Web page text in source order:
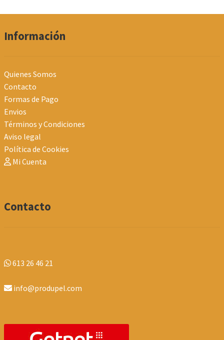
Información
Quienes Somos
Contacto
Formas de Pago
Envios
Términos y Condiciones
Aviso legal
Política de Cookies
Mi Cuenta
Contacto
613 26 46 21
info@produpel.com